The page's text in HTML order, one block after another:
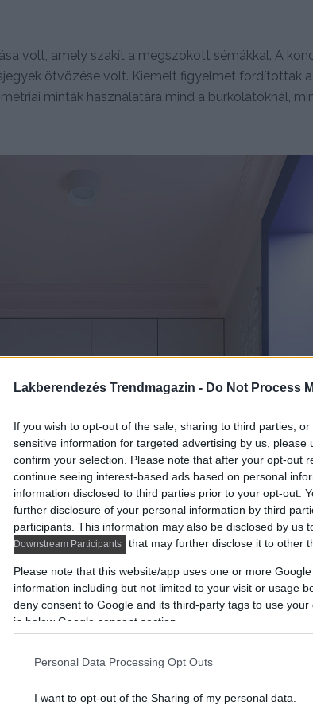
Lakberendezés Trendmagazin - Do Not Process
If you wish to opt-out of the sale, sharing to third parties,
sensitive information for targeted advertising by us, please
confirm your selection. Please note that after your opt-out
continue seeing interest-based ads based on personal
information disclosed to third parties prior to your opt-out.
further disclosure of your personal information by third
participants. This information may also be disclosed by us
Downstream Participants
that may further disclose it to other
Please note that this website/app uses one or more
information including but not limited to your visit or usage
deny consent to Google and its third-party tags to use
in below Google consent section.
Personal Data Processing Opt Outs
I want to opt-out of the Sharing of my personal data.
volt, amely szakít a megszokott sémákkal. A
ötvözése volt. Kiemelt figyelmet fordítottak
minták használatára mind a burkolatoknál,